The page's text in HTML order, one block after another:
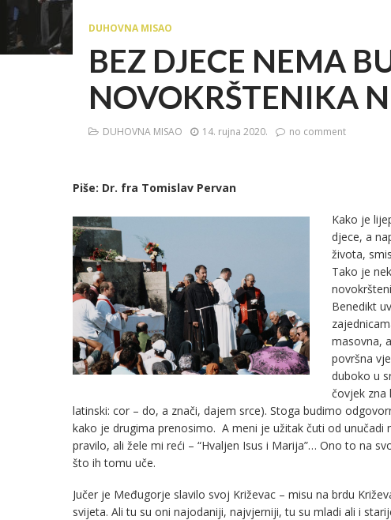
DUHOVNA MISAO
BEZ DJECE NEMA
NOVOKRŠTENIKA
DUHOVNA MISAO 14. rujna 2020. no comment
Piše: Dr. fra Tomislav Pervan
Kako je
djece, a
života,
Tako je
Benedikt
masovna,
površna
duboko u
čovjek zna
latinski: cor – do, a znači, dajem srce). Stoga budimo
kako je drugima prenosimo. A meni je užitak čuti od
pravilo, ali žele mi reći – “Hvaljen Isus i Marija”… Ono to na
što ih tomu uče.
Jučer je Međugorje slavilo svoj Križevac – misu na brdu
svijeta. Ali tu su oni najodaniji, najvjerniji, tu su mladi ali i